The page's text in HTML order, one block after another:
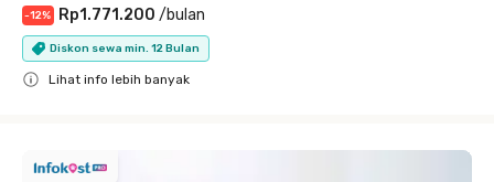
-12% Rp1.771.200 /bulan
Diskon sewa min. 12 Bulan
Lihat info lebih banyak